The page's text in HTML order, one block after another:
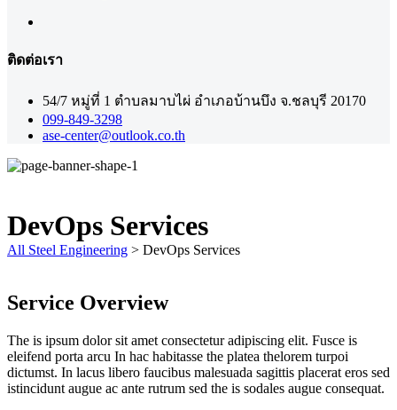
ติดต่อเรา
54/7 หมู่ที่ 1 ตำบลมาบไผ่ อำเภอบ้านบึง จ.ชลบุรี 20170
099-849-3298
ase-center@outlook.co.th
DevOps Services
All Steel Engineering > DevOps Services
Service Overview
The is ipsum dolor sit amet consectetur adipiscing elit. Fusce is
eleifend porta arcu In hac habitasse the platea thelorem turpoi
dictumst. In lacus libero faucibus malesuada sagittis placerat eros sed
istincidunt augue ac ante rutrum sed the is sodales augue consequat.